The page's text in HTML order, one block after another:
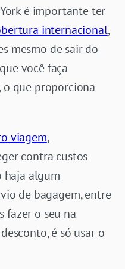
é importante ter
internacional,
mesmo de sair do
você faça
o que proporciona
viagem,
contra custos
haja algum
de bagagem, entre
fazer o seu na
é só usar o